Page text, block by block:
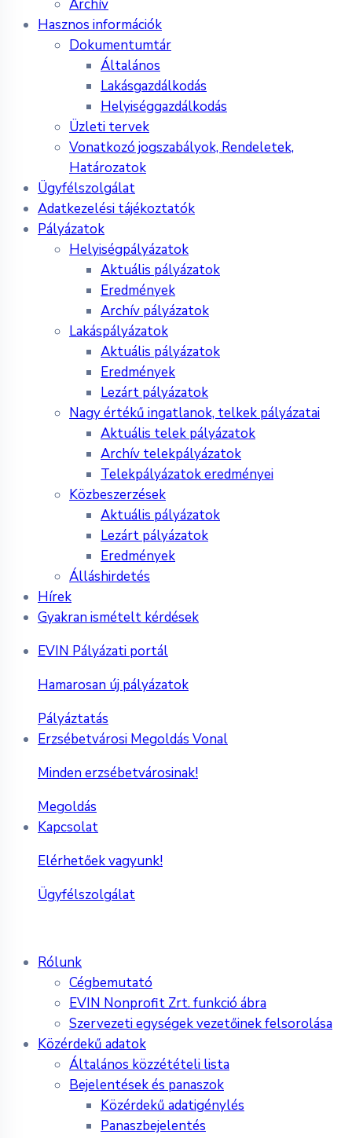
Archív
Hasznos információk
Dokumentumtár
Általános
Lakásgazdálkodás
Helyiséggazdálkodás
Üzleti tervek
Vonatkozó jogszabályok, Rendeletek,
Határozatok
Ügyfélszolgálat
Adatkezelési tájékoztatók
Pályázatok
Helyiségpályázatok
Aktuális pályázatok
Eredmények
Archív pályázatok
Lakáspályázatok
Aktuális pályázatok
Eredmények
Lezárt pályázatok
Nagy értékű ingatlanok, telkek pályázatai
Aktuális telek pályázatok
Archív telekpályázatok
Telekpályázatok eredményei
Közbeszerzések
Aktuális pályázatok
Lezárt pályázatok
Eredmények
Álláshirdetés
Hírek
Gyakran ismételt kérdések
EVIN Pályázati portál
Hamarosan új pályázatok
Pályáztatás
Erzsébetvárosi Megoldás Vonal
Minden erzsébetvárosinak!
Megoldás
Kapcsolat
Elérhetőek vagyunk!
Ügyfélszolgálat
Rólunk
Cégbemutató
EVIN Nonprofit Zrt. funkció ábra
Szervezeti egységek vezetőinek felsorolása
Közérdekű adatok
Általános közzétételi lista
Bejelentések és panaszok
Közérdekű adatigénylés
Panaszbejelentés